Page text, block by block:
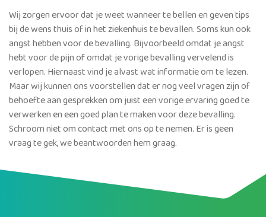
Wij zorgen ervoor dat je weet wanneer te bellen en geven tips
bij de wens thuis of in het ziekenhuis te bevallen. Soms kun ook
angst hebben voor de bevalling. Bijvoorbeeld omdat je angst
hebt voor de pijn of omdat je vorige bevalling vervelend is
verlopen. Hiernaast vind je alvast wat informatie om te lezen.
Maar wij kunnen ons voorstellen dat er nog veel vragen zijn of
behoefte aan gesprekken om juist een vorige ervaring goed te
verwerken en een goed plan te maken voor deze bevalling.
Schroom niet om contact met ons op te nemen. Er is geen
vraag te gek, we beantwoorden hem graag.